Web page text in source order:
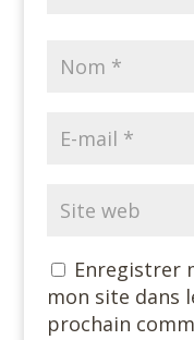
Enregistrer
mon site dans
prochain